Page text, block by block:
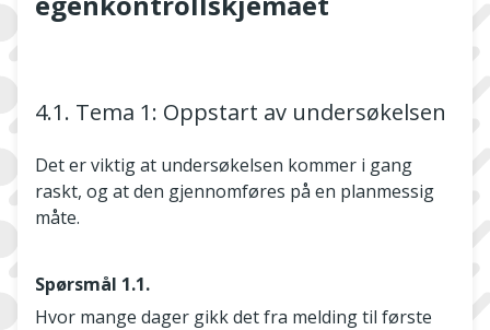
4.1. Tema 1: Oppstart av undersøkelsen
Det er viktig at undersøkelsen kommer i gang
raskt, og at den gjennomføres på en planmessig
måte.
Spørsmål 1.1.
Hvor mange dager gikk det fra melding til første